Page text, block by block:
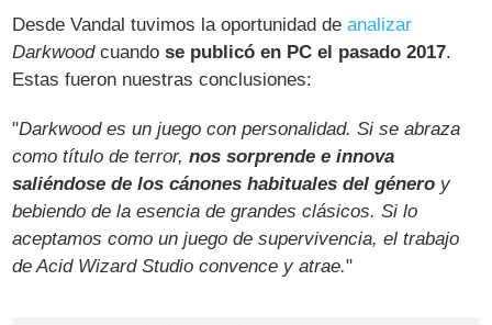
Desde Vandal tuvimos la oportunidad deanalizar
Darkwoodcuandose publicó en PC el pasado 2017.
Estas fueron nuestras conclusiones:
"Darkwood es un juego con personalidad. Si se abraza
como título de terror,nos sorprende e innova
saliéndose de los cánones habituales del género y
bebiendo de la esencia de grandes clásicos. Si lo
aceptamos como un juego de supervivencia, el trabajo
de Acid Wizard Studio convence y atrae."